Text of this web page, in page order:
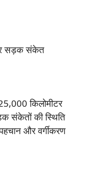
पर सड़क संकेत
25,000 किलोमीटर
संकेतों की स्थिति
और वर्गीकरण